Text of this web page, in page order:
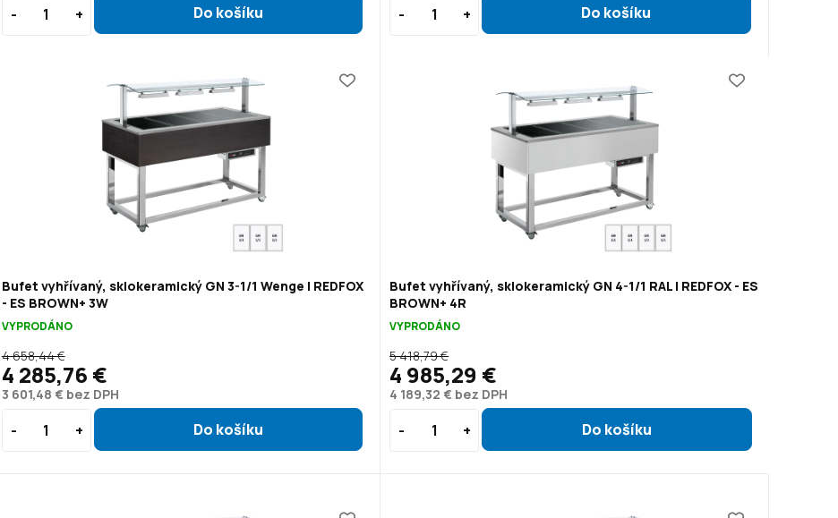
Bufet vyhřívaný, sklokeramický GN 3-1/1 Wenge | REDFOX
- ES BROWN+ 3W
VYPRODÁNO
3 601,48 € bez DPH
4 658,44 €
4 285,76 €
Bufet vyhřívaný, sklokeramický GN 4-1/1 RAL | REDFOX - ES
BROWN+ 4R
VYPRODÁNO
4 189,32 € bez DPH
5 418,79 €
4 985,29 €